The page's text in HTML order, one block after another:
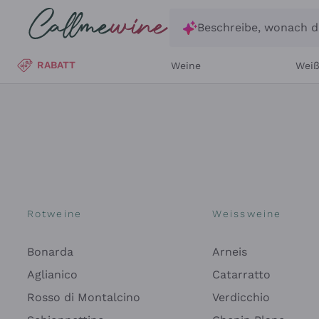
Zum Hauptinhalt springen
Beschreibe, wonach
RABATT Weine
Rotweine
Bonarda
Aglianico
Rosso di Montalcino
Weissweine
Arneis
Catarratto
Verdicchio